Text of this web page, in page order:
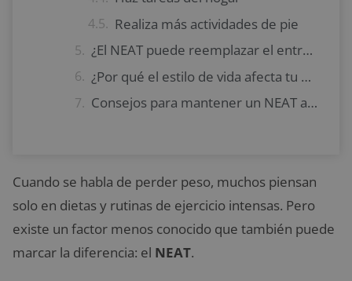
Realiza más actividades de pie
¿El NEAT puede reemplazar el entrenamiento?
¿Por qué el estilo de vida afecta tu NEAT?
Consejos para mantener un NEAT alto
Cuando se habla de perder peso, muchos piensan
solo en dietas y rutinas de ejercicio intensas. Pero
existe un factor menos conocido que también puede
marcar la diferencia: el NEAT.